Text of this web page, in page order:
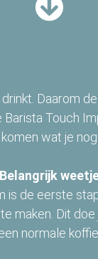
Daarom
Touch
wat je
Belangrijk
de eerste
maken. Dit
normale